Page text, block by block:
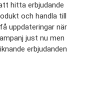
hitta erbjudande
och handla till
uppdateringar när
just nu men
erbjudanden